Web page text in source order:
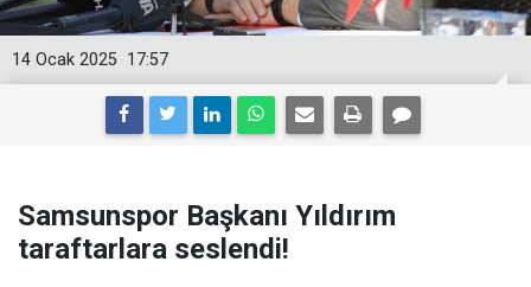
17:57
14 Ocak 2025
Samsunspor Başkanı Yıldırım
taraftarlara seslendi!